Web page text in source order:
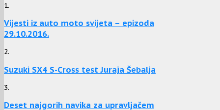
1.
Vijesti iz auto moto svijeta – epizoda
29.10.2016.
2.
Suzuki SX4 S-Cross test Juraja Šebalja
3.
Deset najgorih navika za upravljačem